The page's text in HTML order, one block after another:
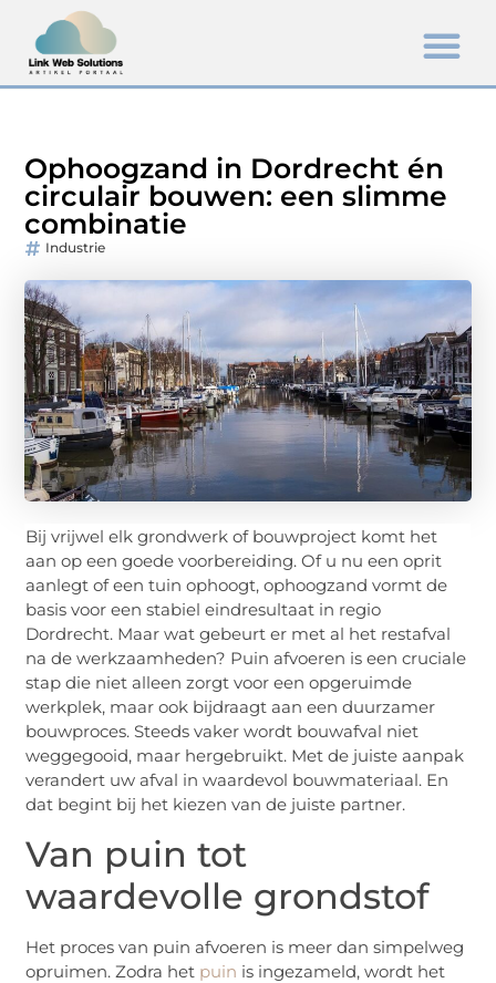
Ophoogzand in Dordrecht én
circulair bouwen: een slimme
combinatie
Industrie
Bij vrijwel elk grondwerk of bouwproject komt het
aan op een goede voorbereiding. Of u nu een oprit
aanlegt of een tuin ophoogt, ophoogzand vormt de
basis voor een stabiel eindresultaat in regio
Dordrecht. Maar wat gebeurt er met al het restafval
na de werkzaamheden? Puin afvoeren is een cruciale
stap die niet alleen zorgt voor een opgeruimde
werkplek, maar ook bijdraagt aan een duurzamer
bouwproces. Steeds vaker wordt bouwafval niet
weggegooid, maar hergebruikt. Met de juiste aanpak
verandert uw afval in waardevol bouwmateriaal. En
dat begint bij het kiezen van de juiste partner.
Van puin tot
waardevolle grondstof
Het proces van puin afvoeren is meer dan simpelweg
opruimen. Zodra het puin is ingezameld, wordt het